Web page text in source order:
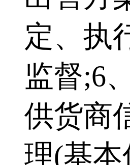
定、执
监督;6
供货商
理(基本